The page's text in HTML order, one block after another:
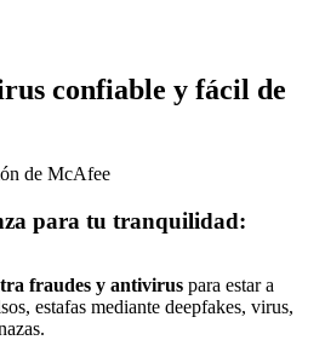
confiable y fácil de
para tu tranquilidad:
fraudes y antivirus para estar a
estafas mediante deepfakes, virus,